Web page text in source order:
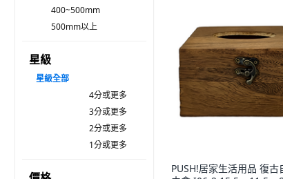
400~500mm
500mm以上
星級
星級全部
4分或更多
3分或更多
2分或更多
1分或更多
PUSH!居家生活用品 復古